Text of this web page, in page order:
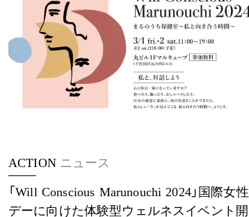
ACTION ニュース
「Will Conscious Marunouchi 2024」国際女性
デーに向けた体験型ウェルネスイベント開